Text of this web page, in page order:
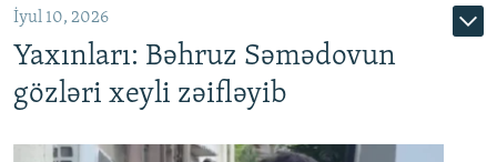
İyul 10, 2026
Yaxınları: Bəhruz Səmədovun
gözləri xeyli zəifləyib